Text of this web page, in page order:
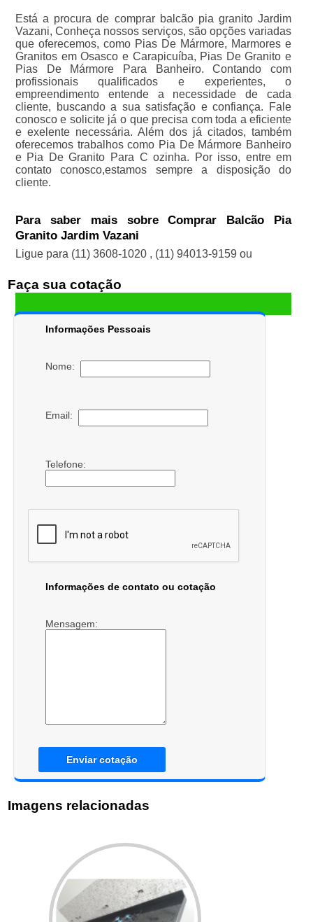
Está a procura de comprar balcão pia granito Jardim
Vazani, Conheça nossos serviços, são opções variadas
que oferecemos, como Pias De Mármore, Marmores e
Granitos em Osasco e Carapicuíba, Pias De Granito e
Pias De Mármore Para Banheiro. Contando com
profissionais qualificados e experientes, o
empreendimento entende a necessidade de cada
cliente, buscando a sua satisfação e confiança. Fale
conosco e solicite já o que precisa com toda a eficiente
e exelente necessária. Além dos já citados, também
oferecemos trabalhos como Pia De Mármore Banheiro
e Pia De Granito Para C ozinha. Por isso, entre em
contato conosco,estamos sempre a disposição do
cliente.
Para saber mais sobre Comprar Balcão Pia
Granito Jardim Vazani
Ligue para (11) 3608-1020 , (11) 94013-9159 ou
Faça sua cotação
Informações Pessoais
Nome:
Email:
Telefone:
Informações de contato ou cotação
Mensagem:
Enviar cotação
Imagens relacionadas